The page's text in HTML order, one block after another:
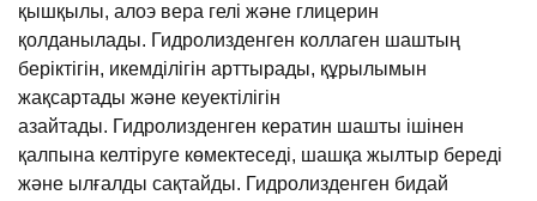
қышқылы, алоэ вера гелі және глицерин
қолданылады. Гидролизденген коллаген шаштың
беріктігін, икемділігін арттырады, құрылымын
жақсартады және кеуектілігін
азайтады. Гидролизденген кератин шашты ішінен
қалпына келтіруге көмектеседі, шашқа жылтыр береді
және ылғалды сақтайды. Гидролизденген бидай